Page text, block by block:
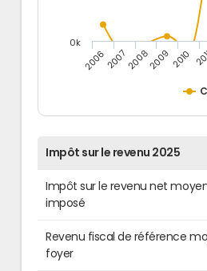
20062007200820092010
0k
Impôt sur le revenu 2025
Impôt sur le revenu net
imposé
Revenu fiscal de référence
foyer